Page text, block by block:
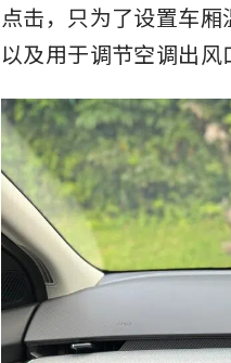
点击，只为了设置车
以及用于调节空调出风